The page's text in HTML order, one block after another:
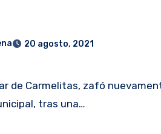
20 agosto, 2021
tras una…